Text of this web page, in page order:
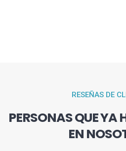
RESEÑAS DE
PERSONAS QUE
EN